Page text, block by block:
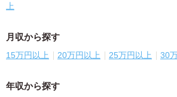
上
月収から探す
15万円以上 20万円以上 25万円以上 30
年収から探す